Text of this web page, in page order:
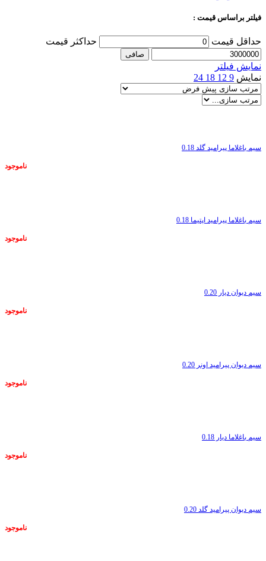
فیلتر براساس قیمت :
حداقل قیمت حداكثر قيمت
صافی
نمایش فیلتر
نمایش 9
12
18
24
سیم باغلاما پیرامید گلد 0.18
ناموجود
سیم باغلاما پیرامید اپتیما 0.18
ناموجود
سیم دیوان دیار 0.20
ناموجود
سیم دیوان پیرامید اونر 0.20
ناموجود
سیم باغلاما دیار 0.18
ناموجود
سیم دیوان پیرامید گلد 0.20
ناموجود